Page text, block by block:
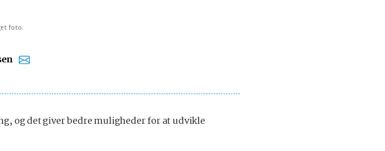
foto.
og det giver bedre muligheder for at udvikle